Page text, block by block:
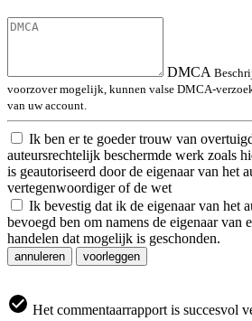
DMCA
voorzover mogelijk, kunnen valse DMCA-
van uw account.
Ik ben er te goeder trouw van
auteursrechtelijk beschermde werk zoals
is geautoriseerd door de eigenaar van het
vertegenwoordiger of de wet
Ik bevestig dat ik de eigenaar van het
bevoegd ben om namens de eigenaar van
handelen dat mogelijk is geschonden.
annuleren voorleggen
Het commentaarrapport is succesvol